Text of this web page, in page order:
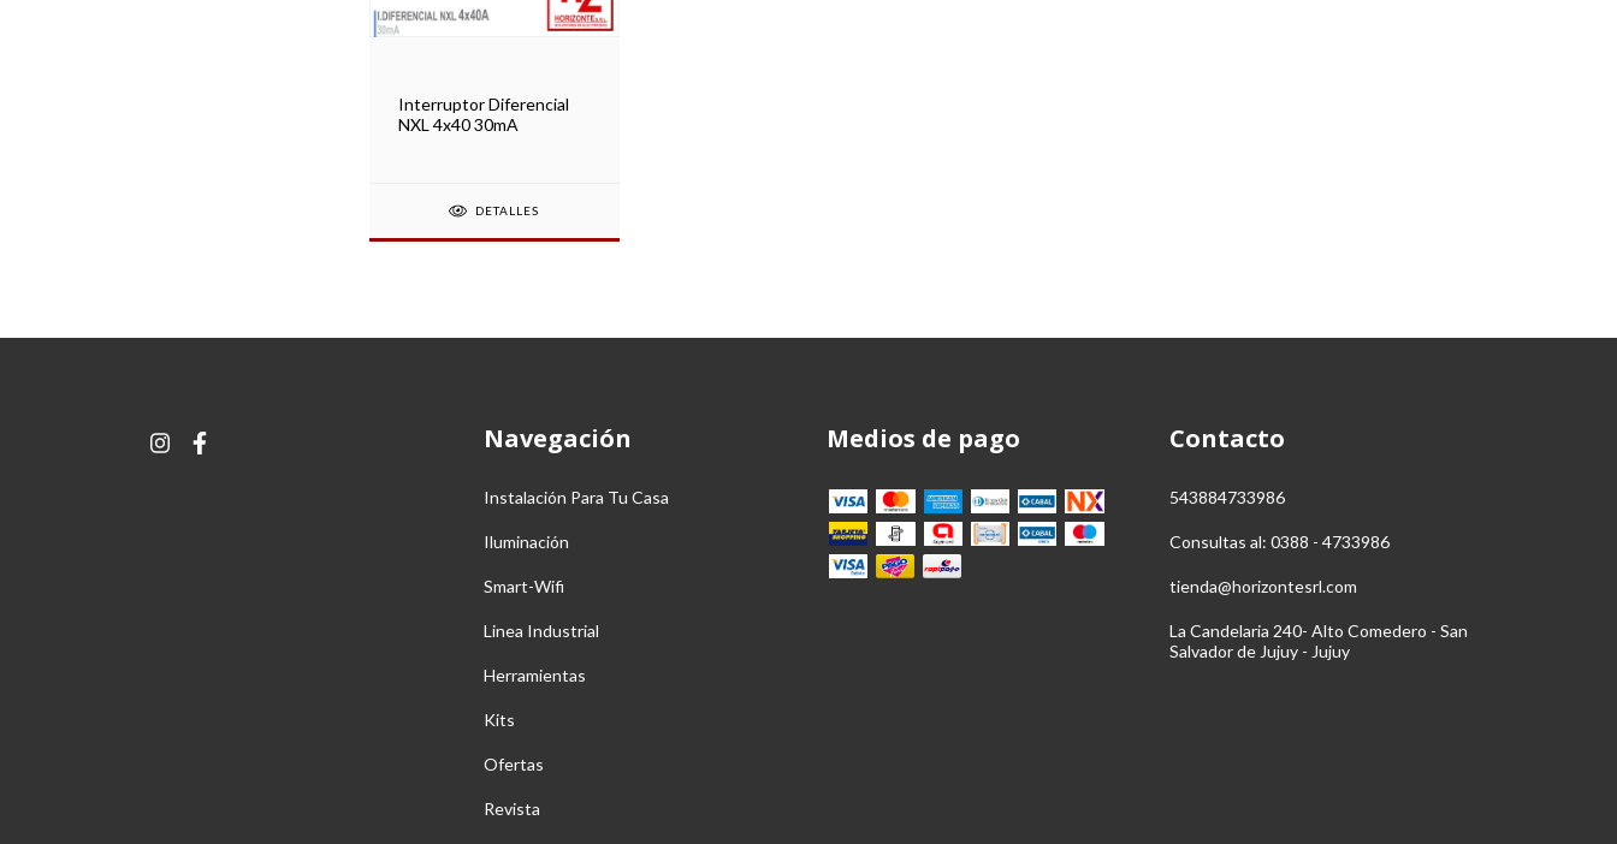
Interruptor Diferencial
NXL 4x40 30mA
DETALLES
Navegación
Instalación Para Tu Casa
Iluminación
Smart-Wifi
Linea Industrial
Herramientas
Kits
Ofertas
Revista
Medios de pago Contacto
543884733986
Consultas al: 0388 - 4733986
tienda@horizontesrl.com
La Candelaria 240- Alto Comedero - San
Salvador de Jujuy - Jujuy